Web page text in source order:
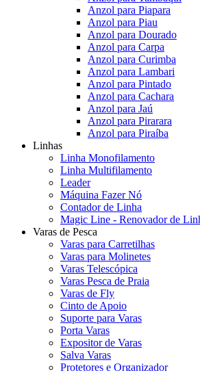
Anzol para Piapara
Anzol para Piau
Anzol para Dourado
Anzol para Carpa
Anzol para Curimba
Anzol para Lambari
Anzol para Pintado
Anzol para Cachara
Anzol para Jaú
Anzol para Pirarara
Anzol para Piraíba
Linhas
Linha Monofilamento
Linha Multifilamento
Leader
Máquina Fazer Nó
Contador de Linha
Magic Line - Renovador de
Varas de Pesca
Varas para Carretilhas
Varas para Molinetes
Varas Telescópica
Varas Pesca de Praia
Varas de Fly
Cinto de Apoio
Suporte para Varas
Porta Varas
Expositor de Varas
Salva Varas
Protetores e Organizador